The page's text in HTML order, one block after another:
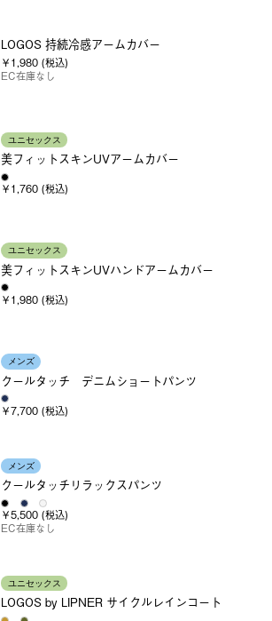
LOGOS 持続冷感アームカバー
￥1,980 (税込)
EC在庫なし
ユニセックス
美フィットスキンUVアームカバー
￥1,760 (税込)
ユニセックス
美フィットスキンUVハンドアームカバー
￥1,980 (税込)
メンズ
クールタッチ デニムショートパンツ
￥7,700 (税込)
メンズ
クールタッチリラックスパンツ
￥5,500 (税込)
EC在庫なし
ユニセックス
LOGOS by LIPNER サイクルレインコート